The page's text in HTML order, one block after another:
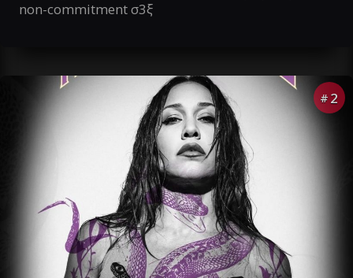
non-commitment σ3ξ
# 2